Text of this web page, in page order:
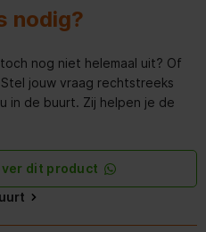
nodig?
nog niet helemaal uit? Of
jouw vraag rechtstreeks
in de buurt. Zij helpen je de
dit product